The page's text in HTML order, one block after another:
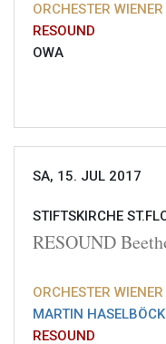
ORCHESTER
RESOUND
OWA
SA, 15. JUL 2017
STIFTSKIRCHE
RESOUND
ORCHESTER
MARTIN HASELBÖCK
RESOUND